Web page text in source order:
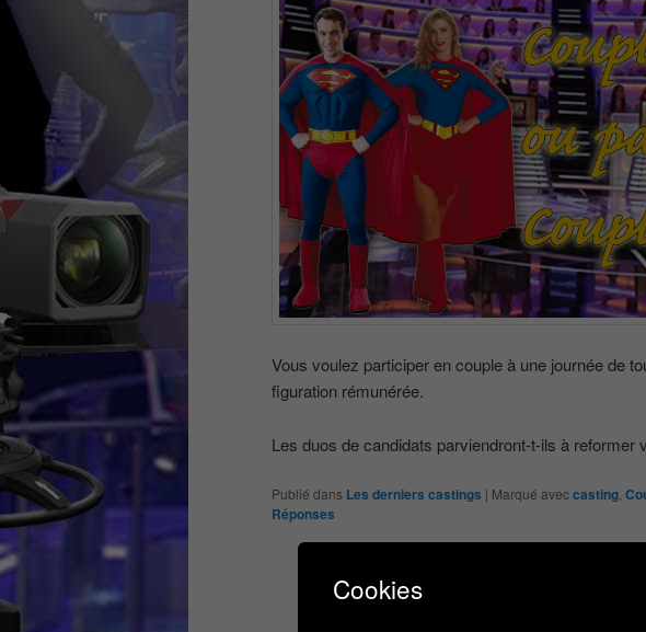
Vous voulez participer en couple à une journée de
figuration rémunérée.
Les duos de candidats parviendront-t-ils à reformer
Publié dans Les derniers castings | Marqué aveccasting
Réponses
Cookies